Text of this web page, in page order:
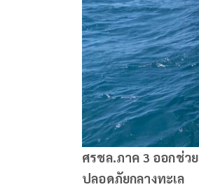
ศรชล.ภาค 3 ออกช่ว
ปลอดภัยกลางทะเล